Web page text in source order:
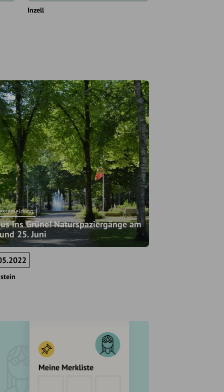
Inzell
ins Grüne! Naturspaziergänge am
25. Juni